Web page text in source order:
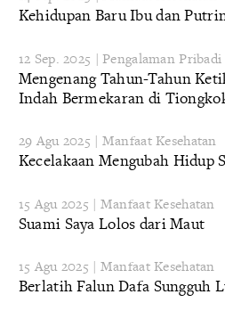
Kehidupan Baru Ibu dan
12 Sep. 2025 | Pengalaman
Mengenang Tahun-Tahun
Indah Bermekaran di
29 Agu 2025 | Manfaat Kesehatan
Kecelakaan Mengubah Hidup
15 Agu 2025 | Manfaat Kesehatan
Suami Saya Lolos dari Maut
15 Agu 2025 | Manfaat Kesehatan
Berlatih Falun Dafa Sungguh